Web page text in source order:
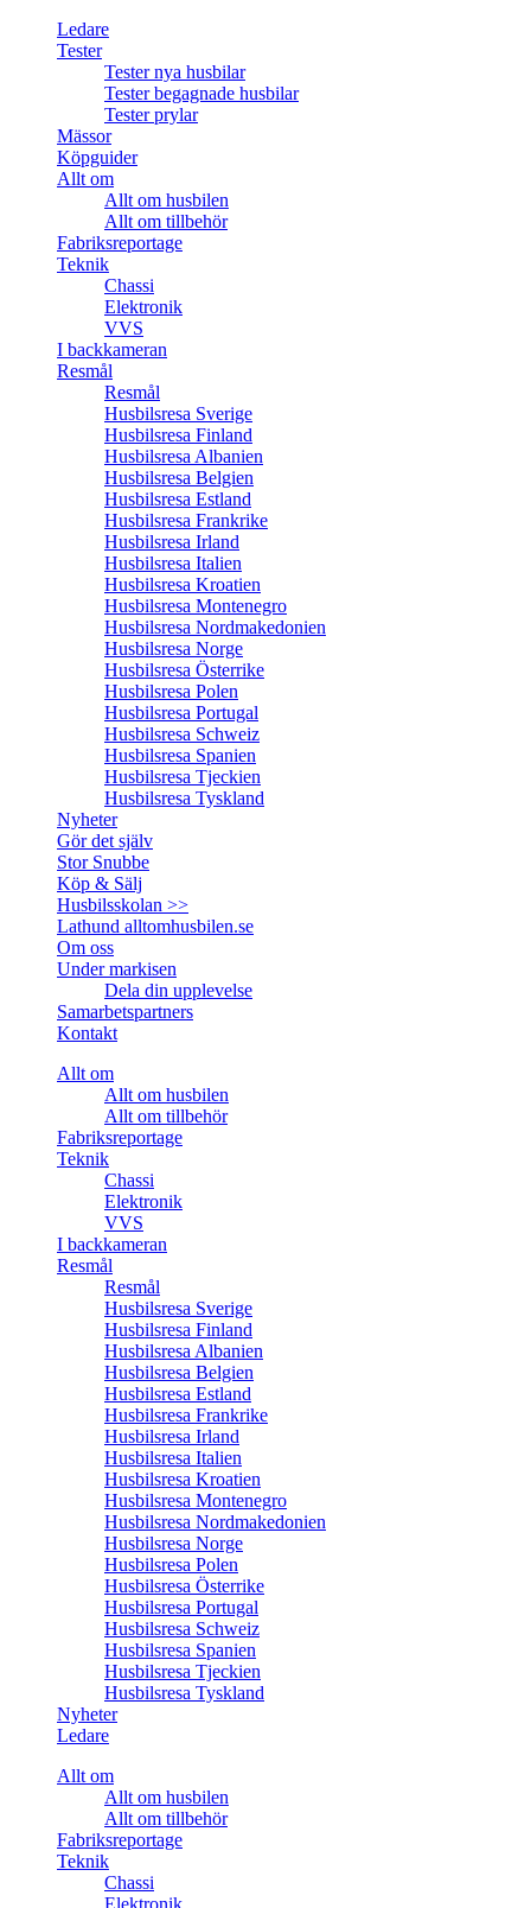
Ledare
Tester
Tester nya husbilar
Tester begagnade husbilar
Tester prylar
Mässor
Köpguider
Allt om
Allt om husbilen
Allt om tillbehör
Fabriksreportage
Teknik
Chassi
Elektronik
VVS
I backkameran
Resmål
Resmål
Husbilsresa Sverige
Husbilsresa Finland
Husbilsresa Albanien
Husbilsresa Belgien
Husbilsresa Estland
Husbilsresa Frankrike
Husbilsresa Irland
Husbilsresa Italien
Husbilsresa Kroatien
Husbilsresa Montenegro
Husbilsresa Nordmakedonien
Husbilsresa Norge
Husbilsresa Österrike
Husbilsresa Polen
Husbilsresa Portugal
Husbilsresa Schweiz
Husbilsresa Spanien
Husbilsresa Tjeckien
Husbilsresa Tyskland
Nyheter
Gör det själv
Stor Snubbe
Köp & Sälj
Husbilsskolan >>
Lathund alltomhusbilen.se
Om oss
Under markisen
Dela din upplevelse
Samarbetspartners
Kontakt
Allt om
Allt om husbilen
Allt om tillbehör
Fabriksreportage
Teknik
Chassi
Elektronik
VVS
I backkameran
Resmål
Resmål
Husbilsresa Sverige
Husbilsresa Finland
Husbilsresa Albanien
Husbilsresa Belgien
Husbilsresa Estland
Husbilsresa Frankrike
Husbilsresa Irland
Husbilsresa Italien
Husbilsresa Kroatien
Husbilsresa Montenegro
Husbilsresa Nordmakedonien
Husbilsresa Norge
Husbilsresa Polen
Husbilsresa Österrike
Husbilsresa Portugal
Husbilsresa Schweiz
Husbilsresa Spanien
Husbilsresa Tjeckien
Husbilsresa Tyskland
Nyheter
Ledare
Allt om
Allt om husbilen
Allt om tillbehör
Fabriksreportage
Teknik
Chassi
Elektronik